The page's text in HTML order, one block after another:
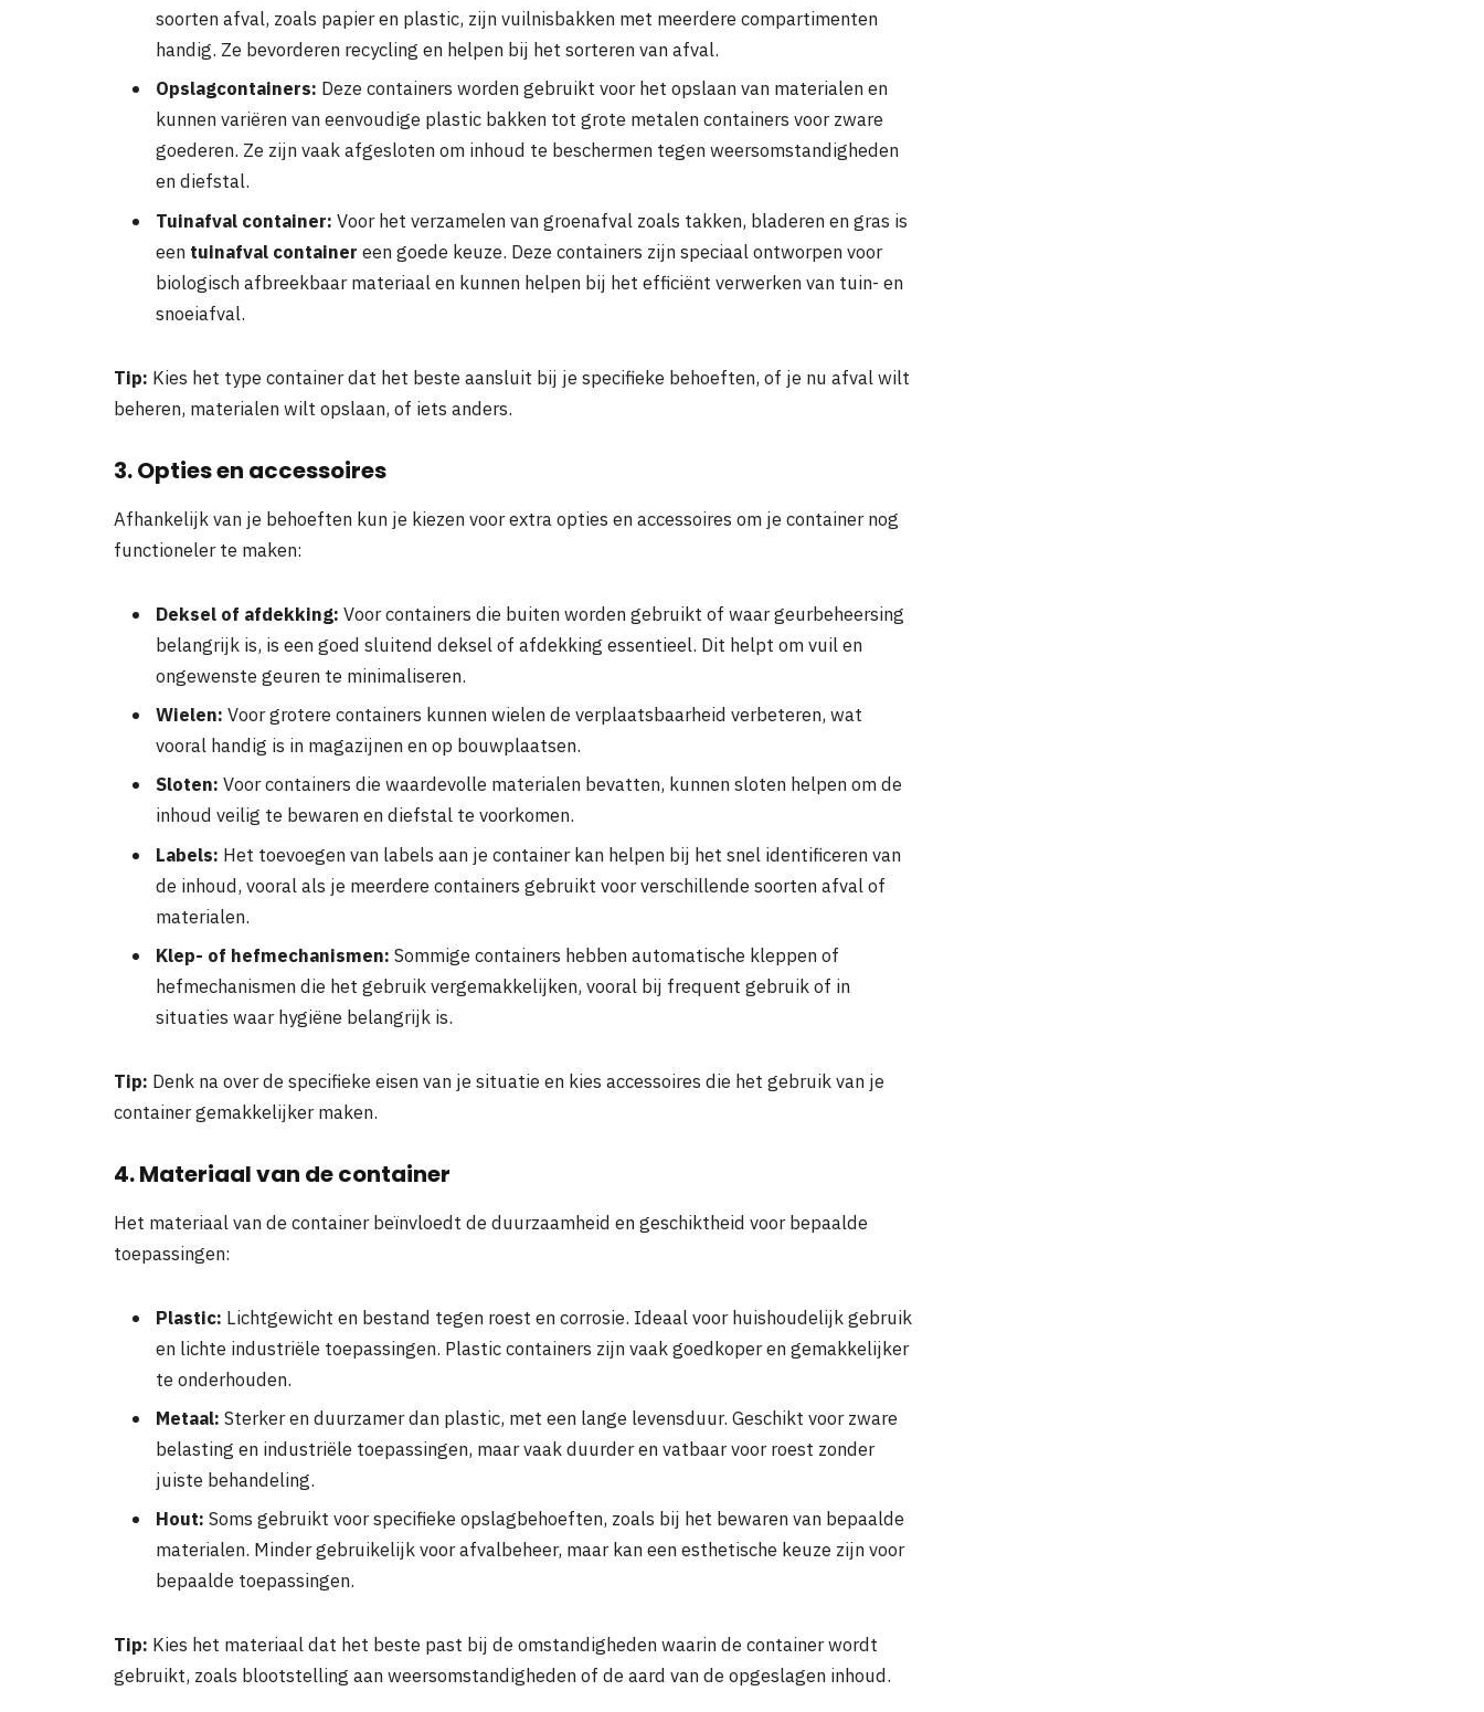
soorten afval, zoals papier en plastic, zijn vuilnisbakken met meerdere compartimenten
handig. Ze bevorderen recycling en helpen bij het sorteren van afval.
Opslagcontainers: Deze containers worden gebruikt voor het opslaan van materialen en
kunnen variëren van eenvoudige plastic bakken tot grote metalen containers voor zware
goederen. Ze zijn vaak afgesloten om inhoud te beschermen tegen weersomstandigheden
en diefstal.
Tuinafval container: Voor het verzamelen van groenafval zoals takken, bladeren en gras is
een tuinafval container een goede keuze. Deze containers zijn speciaal ontworpen voor
biologisch afbreekbaar materiaal en kunnen helpen bij het efficiënt verwerken van tuin- en
snoeiafval.
Tip: Kies het type container dat het beste aansluit bij je specifieke behoeften, of je nu afval wilt
beheren, materialen wilt opslaan, of iets anders.
3. Opties en accessoires
Afhankelijk van je behoeften kun je kiezen voor extra opties en accessoires om je container nog
functioneler te maken:
Deksel of afdekking: Voor containers die buiten worden gebruikt of waar geurbeheersing
belangrijk is, is een goed sluitend deksel of afdekking essentieel. Dit helpt om vuil en
ongewenste geuren te minimaliseren.
Wielen: Voor grotere containers kunnen wielen de verplaatsbaarheid verbeteren, wat
vooral handig is in magazijnen en op bouwplaatsen.
Sloten: Voor containers die waardevolle materialen bevatten, kunnen sloten helpen om de
inhoud veilig te bewaren en diefstal te voorkomen.
Labels: Het toevoegen van labels aan je container kan helpen bij het snel identificeren van
de inhoud, vooral als je meerdere containers gebruikt voor verschillende soorten afval of
materialen.
Klep- of hefmechanismen: Sommige containers hebben automatische kleppen of
hefmechanismen die het gebruik vergemakkelijken, vooral bij frequent gebruik of in
situaties waar hygiëne belangrijk is.
Tip: Denk na over de specifieke eisen van je situatie en kies accessoires die het gebruik van je
container gemakkelijker maken.
4. Materiaal van de container
Het materiaal van de container beïnvloedt de duurzaamheid en geschiktheid voor bepaalde
toepassingen:
Plastic: Lichtgewicht en bestand tegen roest en corrosie. Ideaal voor huishoudelijk gebruik
en lichte industriële toepassingen. Plastic containers zijn vaak goedkoper en gemakkelijker
te onderhouden.
Metaal: Sterker en duurzamer dan plastic, met een lange levensduur. Geschikt voor zware
belasting en industriële toepassingen, maar vaak duurder en vatbaar voor roest zonder
juiste behandeling.
Hout: Soms gebruikt voor specifieke opslagbehoeften, zoals bij het bewaren van bepaalde
materialen. Minder gebruikelijk voor afvalbeheer, maar kan een esthetische keuze zijn voor
bepaalde toepassingen.
Tip: Kies het materiaal dat het beste past bij de omstandigheden waarin de container wordt
gebruikt, zoals blootstelling aan weersomstandigheden of de aard van de opgeslagen inhoud.